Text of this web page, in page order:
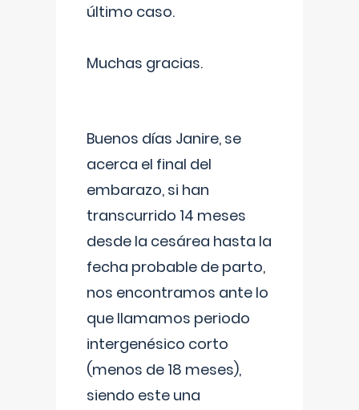
último caso.
Muchas gracias.
Buenos días Janire, se
acerca el final del
embarazo, si han
transcurrido 14 meses
desde la cesárea hasta la
fecha probable de parto,
nos encontramos ante lo
que llamamos periodo
intergenésico corto
(menos de 18 meses),
siendo este una